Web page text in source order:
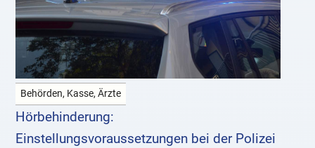
Behörden, Kasse, Ärzte
Hörbehinderung:
Einstellungsvoraussetzungen bei der Polizei